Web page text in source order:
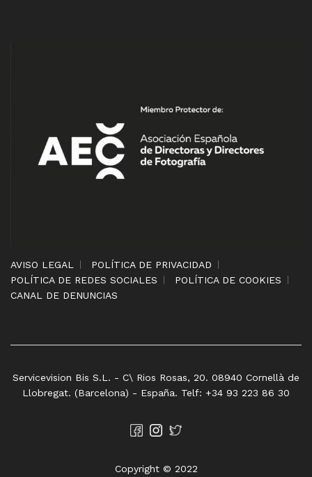
AVISO LEGAL
POLÍTICA DE PRIVACIDAD
POLÍTICA DE REDES SOCIALES
POLÍTICA DE COOKIES
CANAL DE DENUNCIAS
Servicevision Bis S.L. - C\ Rios Rosas, 20. 08940 Cornellà de
Llobregat. (Barcelona) - España. Telf: +34 93 223 86 30
Copyright © 2022